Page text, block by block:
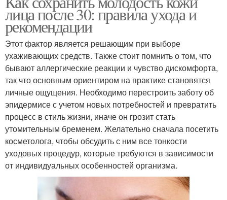
лица после 30: правила ухода и
рекомендации
Этот фактор является решающим при выборе
ухаживающих средств. Также стоит помнить о том, что
бывают аллергические реакции и чувство дискомфорта,
так что основным ориентиром на практике становятся
личные ощущения. Необходимо перестроить заботу об
эпидермисе с учетом новых потребностей и превратить
процесс в стиль жизни, иначе он грозит стать
утомительным бременем. Желательно сначала посетить
косметолога, чтобы обсудить с ним все тонкости
уходовых процедур, которые требуются в зависимости
от индивидуальных особенностей организма.